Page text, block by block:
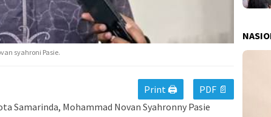
syahroni Pasie.
Print 🖨
PDF 📄
Samarinda, Mohammad Novan Syahronny Pasie